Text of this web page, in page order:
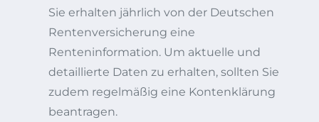
Sie erhalten jährlich von der Deutschen
Rentenversicherung eine
Renteninformation. Um aktuelle und
detaillierte Daten zu erhalten, sollten Sie
zudem regelmäßig eine Kontenklärung
beantragen.